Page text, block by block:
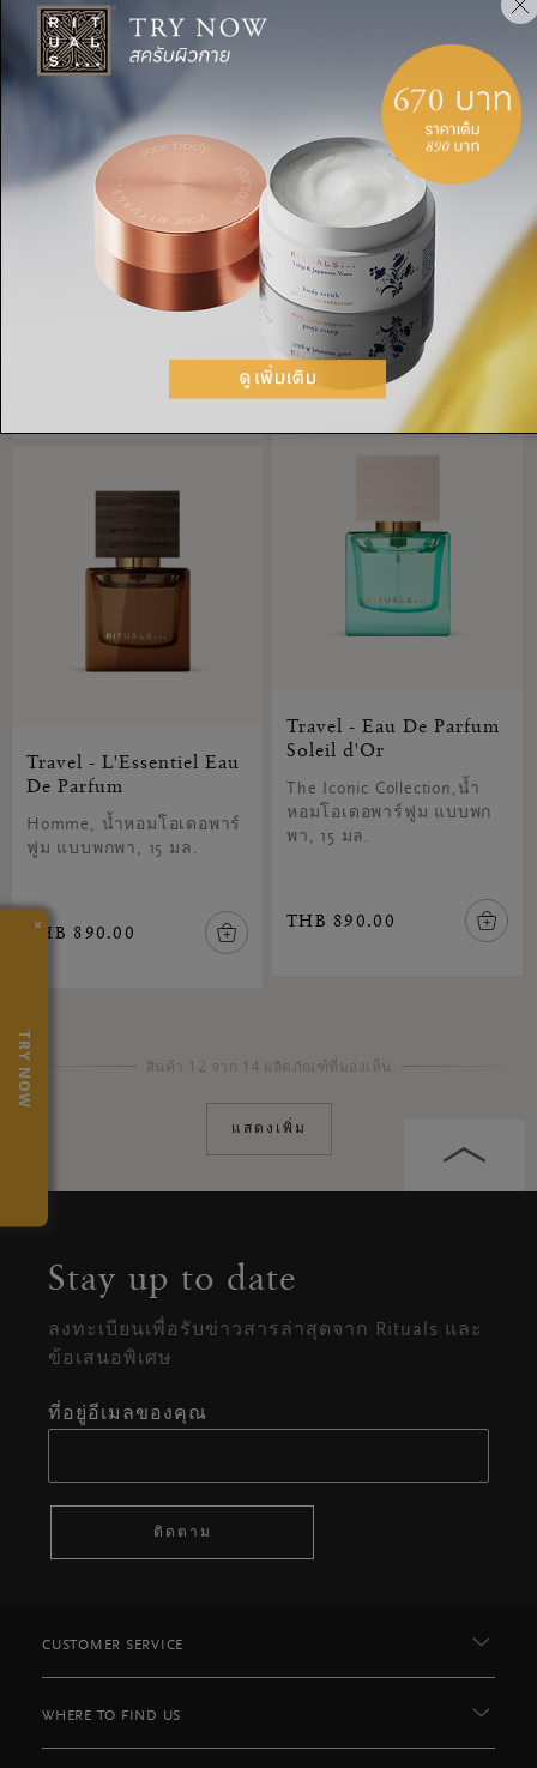
The Ritual of Karma, ออยล์
ทาผิว, 100 มล.
THB 1,150.00
Travel - Océan Infini
The Iconic Collection, น้ำ
หอมโอเดอพาร์ฟูม แบบพก
Travel - Eau De Parfum
Soleil d'Or
The Iconic Collection,น้ำ
หอมโอเดอพาร์ฟูม แบบพก
พา, 15 มล.
THB 890.00
Travel - L'Essentiel Eau
De Parfum
Homme, น้ำหอมโอเดอพาร์
ฟูม แบบพกพา, 15 มล.
THB 890.00
สินค้า 12 จาก 14 ผลิตภัณฑ์ที่มองเห็น
แสดงเพิ่ม
×
TRY NOW
Stay up to date
ลงทะเบียนเพื่อรับข่าวสารล่าสุดจาก Rituals และ
ข้อเสนอพิเศษ
ที่อยู่อีเมลของคุณ
ติดตาม
CUSTOMER SERVICE
WHERE TO FIND US